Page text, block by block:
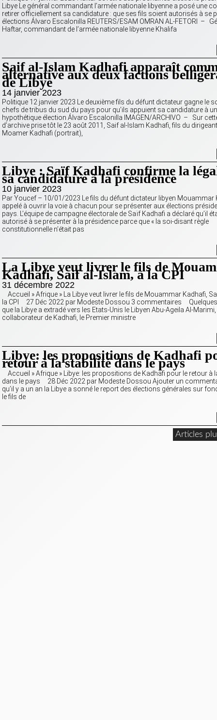
Libye Le général commandant l’armée nationale libyenne a posé une
retirer officiellement sa candidature : que ses fils soient autorisés à se
élections Álvaro Escalonilla REUTERS/ESAM OMRAN AL-FETORI –
Haftar, commandant de l’armée nationale libyenne Khalifa
Saif al-Islam Kadhafi apparaît
alternative aux deux factions
de Libye
14 janvier 2023
Politique 12 janvier 2023 Le deuxième fils du défunt dictateur gagne le
chefs de tribus du sud du pays pour qu’ils appuient sa candidature à
hypothétique élection Álvaro Escalonilla IMAGEN/ARCHIVO – Sur
d’archive prise tôt le 23 août 2011, Saif al-Islam Kadhafi, fils du
Moamer Kadhafi (portrait),
Libye : Saïf Kadhafi confirme la
sa candidature à la présidence
10 janvier 2023
Par Youcef – 10/01/2023 Le fils du défunt dictateur libyen Mouammar
appelé à ouvrir la voie à chacun pour se présenter aux élections
pays. L’équipe de campagne électorale de Saïf Kadhafi a déclaré qu’il
autorisé à se présenter à la présidence parce que « la soi-disant règle
constitutionnelle n’était pas
La Libye veut livrer le fils de
Kadhafi, Saif al-Islam, à la CPI
31 décembre 2022
Accueil » Afrique » La Libye veut livrer le fils de Mouammar Kadhafi,
la CPI 27 Déc 2022 par Modeste Dossou 3 commentaires
que la Libye a extradé vers les Etats-Unis le Libyen Abu-Ageila Al-
collaborateur de Kadhafi, le Premier ministre
Libye: les propositions de Kadhafi
retour à la stabilité dans le pays
Accueil » Afrique » Libye: les propositions de Kadhafi pour le retour à
dans le pays 28 Déc 2022 par Modeste Dossou Ajouter un
qu’il y a un an la Libye a sonné le report des élections générales sur
le fils de
Articles